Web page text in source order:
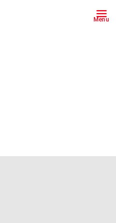
Menu